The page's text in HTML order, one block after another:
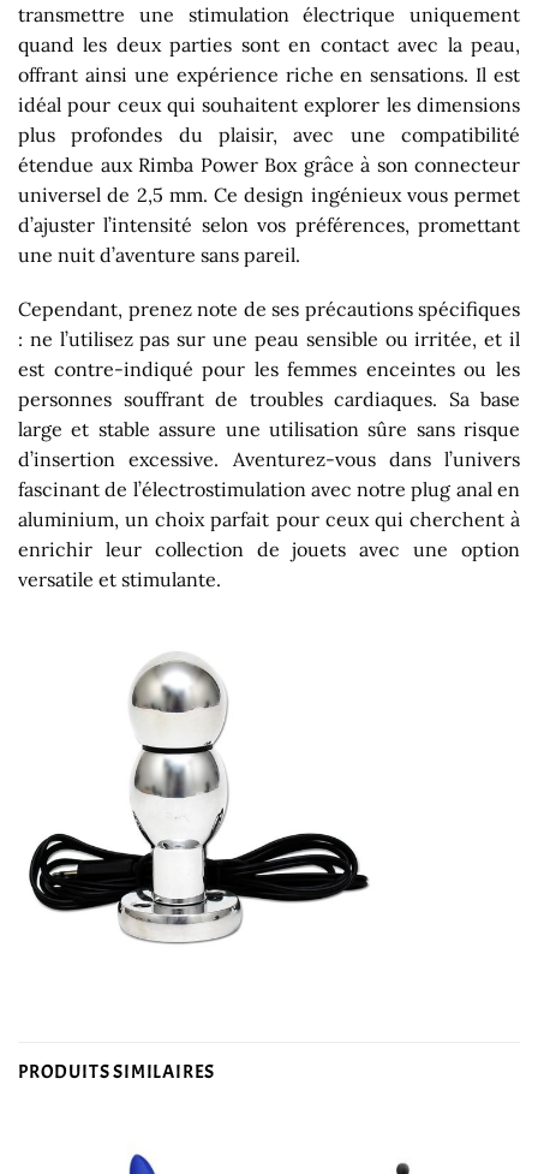
transmettre une stimulation électrique uniquement
quand les deux parties sont en contact avec la peau,
offrant ainsi une expérience riche en sensations. Il est
idéal pour ceux qui souhaitent explorer les dimensions
plus profondes du plaisir, avec une compatibilité
étendue aux Rimba Power Box grâce à son connecteur
universel de 2,5 mm. Ce design ingénieux vous permet
d’ajuster l’intensité selon vos préférences, promettant
une nuit d’aventure sans pareil.
Cependant, prenez note de ses précautions spécifiques
: ne l’utilisez pas sur une peau sensible ou irritée, et il
est contre-indiqué pour les femmes enceintes ou les
personnes souffrant de troubles cardiaques. Sa base
large et stable assure une utilisation sûre sans risque
d’insertion excessive. Aventurez-vous dans l’univers
fascinant de l’électrostimulation avec notre plug anal en
aluminium, un choix parfait pour ceux qui cherchent à
enrichir leur collection de jouets avec une option
versatile et stimulante.
PRODUITS SIMILAIRES